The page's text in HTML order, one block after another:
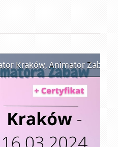
Kraków,Animator Zabaw